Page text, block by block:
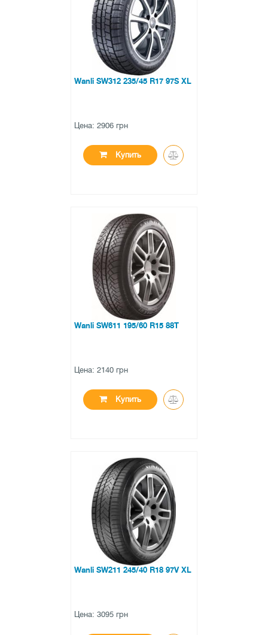
0 отзывов
Wanli SW312 235/45 R17 97S XL
Цена: 2906 грн
Купить
в наличии
0 отзывов
Wanli SW611 195/60 R15 88T
Цена: 2140 грн
Купить
в наличии
0 отзывов
Wanli SW211 245/40 R18 97V XL
Цена: 3095 грн